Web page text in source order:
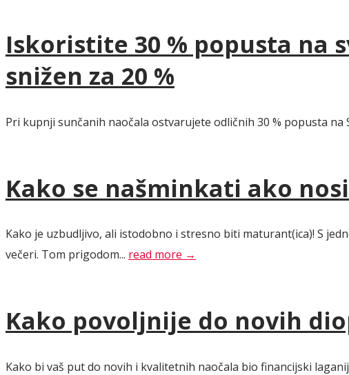
Iskoristite 30 % popusta na
snižen za 20 %
Pri kupnji sunčanih naočala ostvarujete odličnih 30 % popusta na
Kako se našminkati ako
Kako je uzbudljivo, ali istodobno i stresno biti maturant(ica)! S
večeri. Tom prigodom... read more →
Kako povoljnije do novih
Kako bi vaš put do novih i kvalitetnih naočala bio financijski